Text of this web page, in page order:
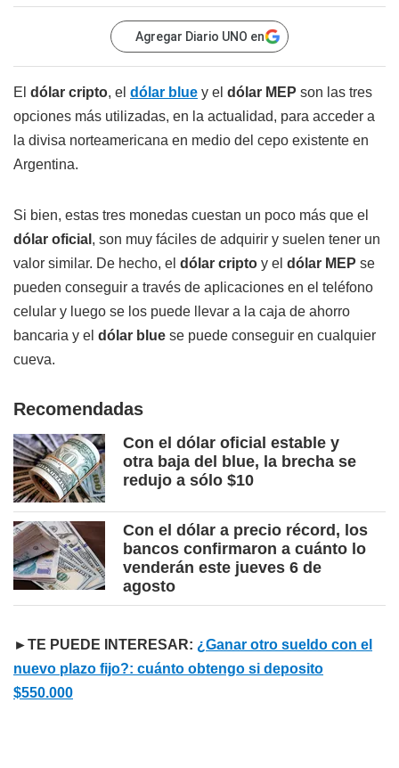
Agregar Diario UNO en
El dólar cripto, el dólar blue y el dólar MEP son las tres
opciones más utilizadas, en la actualidad, para acceder a
la divisa norteamericana en medio del cepo existente en
Argentina.
Si bien, estas tres monedas cuestan un poco más que el
dólar oficial , son muy fáciles de adquirir y suelen tener un
valor similar. De hecho, el dólar cripto y el dólar MEP se
pueden conseguir a través de aplicaciones en el teléfono
celular y luego se los puede llevar a la caja de ahorro
bancaria y el dólar blue se puede conseguir en cualquier
cueva.
Recomendadas
Con el dólar oficial estable y
otra baja del blue, la brecha se
redujo a sólo $10
Con el dólar a precio récord, los
bancos confirmaron a cuánto lo
venderán este jueves 6 de
agosto
►TE PUEDE INTERESAR: ¿Ganar otro sueldo con el
nuevo plazo fijo?: cuánto obtengo si deposito
$550.000